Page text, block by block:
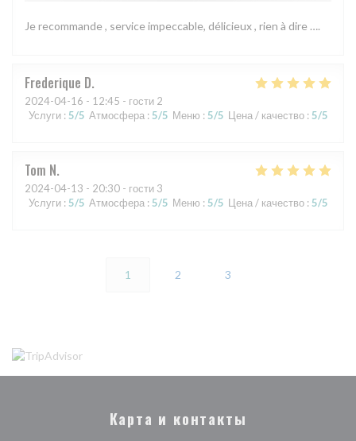
Je recommande , service impeccable, délicieux , rien à dire ….
Frederique D
2024-04-16 - 12:45 - гости 2
Услуги : 5/5 Атмосфера : 5/5 Меню : 5/5 Цена / качество : 5/5
Tom N
2024-04-13 - 20:30 - гости 3
Услуги : 5/5 Атмосфера : 5/5 Меню : 5/5 Цена / качество : 5/5
1 2 3
Карта и контакты